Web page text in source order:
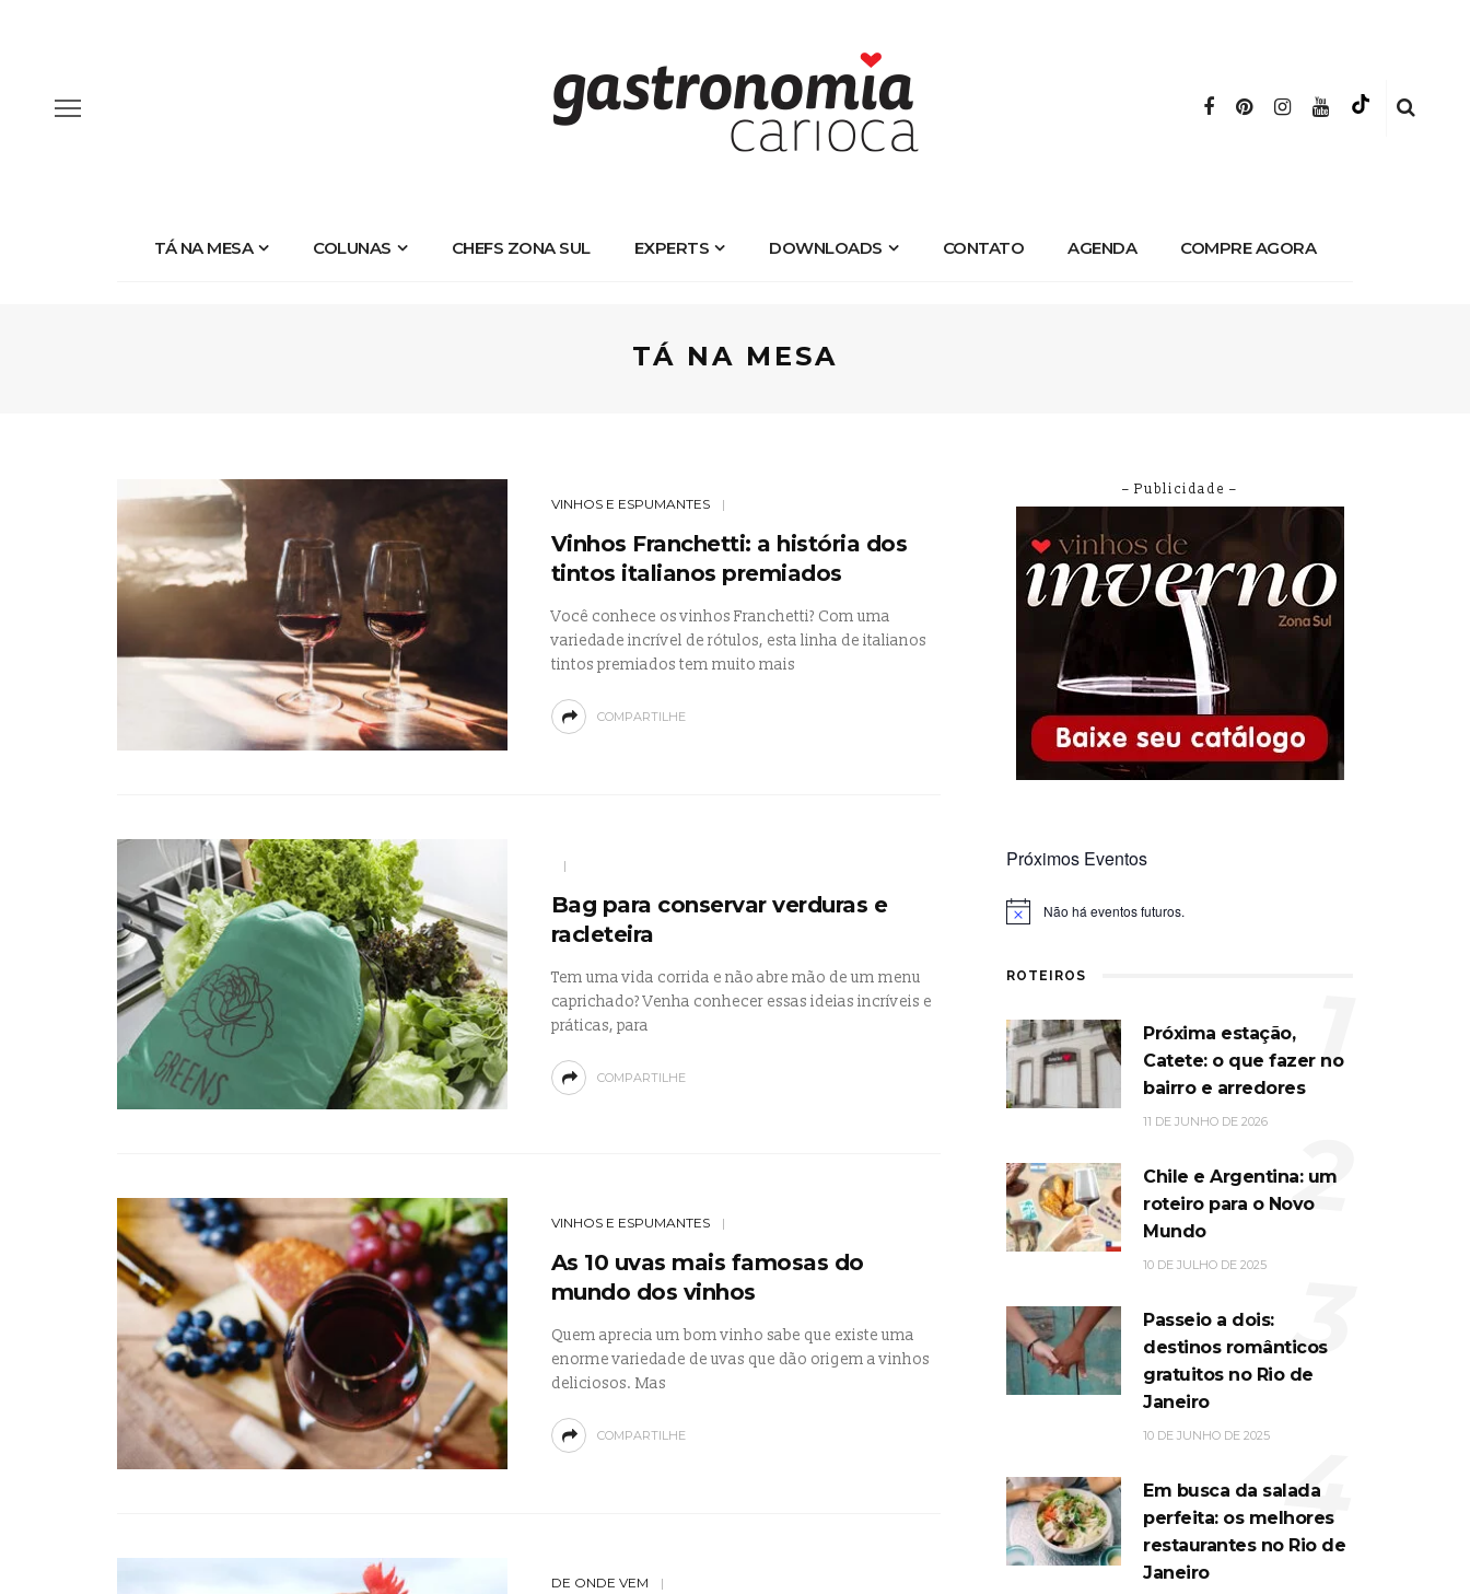
TÁ NA MESA COLUNAS CHEFS ZONA SUL EXPERTS DOWNLOADS CONTATO AGENDA COMPRE AGORA
TÁ NA MESA
VINHOS E ESPUMANTES
Vinhos Franchetti: a história dos
tintos italianos premiados
Você conhece os vinhos Franchetti? Com uma
variedade incrível de rótulos, esta linha de italianos
tintos premiados tem muito mais
COMPARTILHE
Bag para conservar verduras e
racleteira
Tem uma vida corrida e não abre mão de um menu
caprichado? Venha conhecer essas ideias incríveis e
práticas, para
COMPARTILHE
VINHOS E ESPUMANTES
As 10 uvas mais famosas do
mundo dos vinhos
Quem aprecia um bom vinho sabe que existe uma
enorme variedade de uvas que dão origem a vinhos
deliciosos. Mas
COMPARTILHE
DE ONDE VEM
– Publicidade –
Próximos Eventos
Notice Não há eventos futuros.
ROTEIROS
Próxima estação,
Catete: o que fazer no
bairro e arredores
11 DE JUNHO DE 2026
1
Chile e Argentina: um
roteiro para o Novo
Mundo
10 DE JULHO DE 2025
2
Passeio a dois:
destinos românticos
gratuitos no Rio de
Janeiro
10 DE JUNHO DE 2025
3
Em busca da salada
perfeita: os melhores
restaurantes no Rio de
Janeiro
4